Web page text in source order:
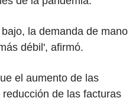
la demanda de mano
débil', afirmó.
el aumento de las
de las facturas